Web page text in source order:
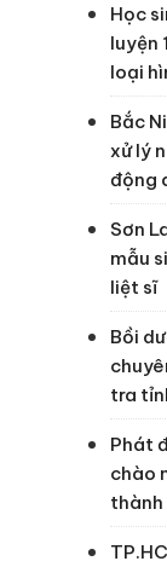
Học
luyện
loại
Bắc
xử lý
động
Sơn
mẫu
liệt sĩ
Bồi
tra
Phát
chào
thành